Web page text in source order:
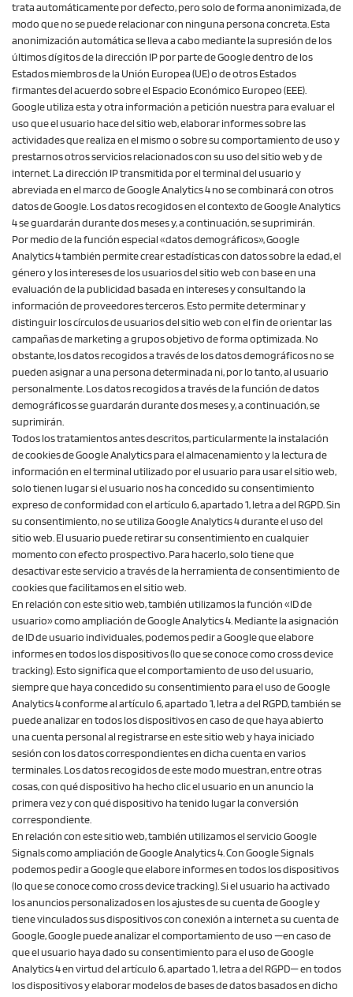
trata automáticamente por defecto, pero solo de forma anonimizada, de
modo que no se puede relacionar con ninguna persona concreta. Esta
anonimización automática se lleva a cabo mediante la supresión de los
últimos dígitos de la dirección IP por parte de Google dentro de los
Estados miembros de la Unión Europea (UE) o de otros Estados
firmantes del acuerdo sobre el Espacio Económico Europeo (EEE).
Google utiliza esta y otra información a petición nuestra para evaluar el
uso que el usuario hace del sitio web, elaborar informes sobre las
actividades que realiza en el mismo o sobre su comportamiento de uso y
prestarnos otros servicios relacionados con su uso del sitio web y de
internet. La dirección IP transmitida por el terminal del usuario y
abreviada en el marco de Google Analytics 4 no se combinará con otros
datos de Google. Los datos recogidos en el contexto de Google Analytics
4 se guardarán durante dos meses y, a continuación, se suprimirán.
Por medio de la función especial «datos demográficos», Google
Analytics 4 también permite crear estadísticas con datos sobre la edad, el
género y los intereses de los usuarios del sitio web con base en una
evaluación de la publicidad basada en intereses y consultando la
información de proveedores terceros. Esto permite determinar y
distinguir los círculos de usuarios del sitio web con el fin de orientar las
campañas de marketing a grupos objetivo de forma optimizada. No
obstante, los datos recogidos a través de los datos demográficos no se
pueden asignar a una persona determinada ni, por lo tanto, al usuario
personalmente. Los datos recogidos a través de la función de datos
demográficos se guardarán durante dos meses y, a continuación, se
suprimirán.
Todos los tratamientos antes descritos, particularmente la instalación
de cookies de Google Analytics para el almacenamiento y la lectura de
información en el terminal utilizado por el usuario para usar el sitio web,
solo tienen lugar si el usuario nos ha concedido su consentimiento
expreso de conformidad con el artículo 6, apartado 1, letra a del RGPD. Sin
su consentimiento, no se utiliza Google Analytics 4 durante el uso del
sitio web. El usuario puede retirar su consentimiento en cualquier
momento con efecto prospectivo. Para hacerlo, solo tiene que
desactivar este servicio a través de la herramienta de consentimiento de
cookies que facilitamos en el sitio web.
En relación con este sitio web, también utilizamos la función «ID de
usuario» como ampliación de Google Analytics 4. Mediante la asignación
de ID de usuario individuales, podemos pedir a Google que elabore
informes en todos los dispositivos (lo que se conoce como cross device
tracking). Esto significa que el comportamiento de uso del usuario,
siempre que haya concedido su consentimiento para el uso de Google
Analytics 4 conforme al artículo 6, apartado 1, letra a del RGPD, también se
puede analizar en todos los dispositivos en caso de que haya abierto
una cuenta personal al registrarse en este sitio web y haya iniciado
sesión con los datos correspondientes en dicha cuenta en varios
terminales. Los datos recogidos de este modo muestran, entre otras
cosas, con qué dispositivo ha hecho clic el usuario en un anuncio la
primera vez y con qué dispositivo ha tenido lugar la conversión
correspondiente.
En relación con este sitio web, también utilizamos el servicio Google
Signals como ampliación de Google Analytics 4. Con Google Signals
podemos pedir a Google que elabore informes en todos los dispositivos
(lo que se conoce como cross device tracking). Si el usuario ha activado
los anuncios personalizados en los ajustes de su cuenta de Google y
tiene vinculados sus dispositivos con conexión a internet a su cuenta de
Google, Google puede analizar el comportamiento de uso —en caso de
que el usuario haya dado su consentimiento para el uso de Google
Analytics 4 en virtud del artículo 6, apartado 1, letra a del RGPD— en todos
los dispositivos y elaborar modelos de bases de datos basados en dicho